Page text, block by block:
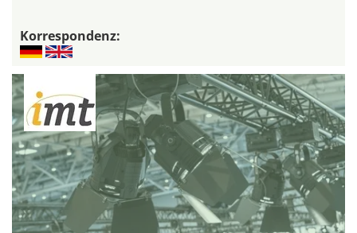
Korrespondenz: